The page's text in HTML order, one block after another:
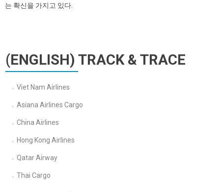
는 확신을 가지고 있다.
(ENGLISH) TRACK & TRACE
Viet Nam Airlines
Asiana Airlines Cargo
China Airlines
Hong Kong Airlines
Qatar Airway
Thai Cargo